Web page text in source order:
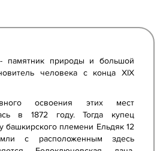
памятник природы и большой
человека с конца XIX
освоения этих мест
в 1872 году. Тогда купец
башкирского племени Ельдяк 12
с расположенным здесь